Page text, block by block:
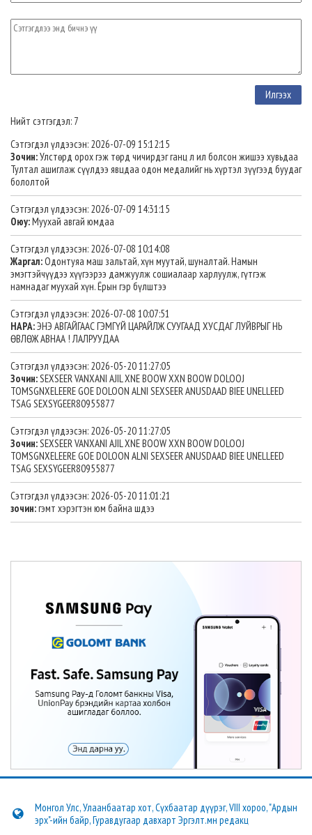
Нийт сэтгэгдэл: 7
Сэтгэгдэл үлдээсэн: 2026-07-09 15:12:15
Зочин:Улстөрд орох гэж төрд чичирдэг ганц л ил болсон жишээ хувьдаа
Тултал ашиглаж сүүлдээ явцдаа одон мeдалийг нь хүртэл зүүгээд буудаг
бололтой
Сэтгэгдэл үлдээсэн: 2026-07-09 14:31:15
Оюу:Муухай авгай юмдаа
Сэтгэгдэл үлдээсэн: 2026-07-08 10:14:08
Жаргал:Одонтуяа маш зальтай, хүн муутай, шуналтай. Намын
эмэгтэйчүүдээ хүүгээрээ дамжуулж сошиалаар харлуулж, гүтгэж
намнадаг муухай хүн. Ёрын гэр бүлштээ
Сэтгэгдэл үлдээсэн: 2026-07-08 10:07:51
НАРА:ЭНЭ АВГАЙГААС ГЭМГҮЙ ЦАРАЙЛЖ СУУГААД ХУСДАГ ЛУЙВРЫГ НЬ
ӨВЛӨЖ АВНАА ! ЛАЛРУУДАА
Сэтгэгдэл үлдээсэн: 2026-05-20 11:27:05
Зочин:SEXSEER VANXANI AJIL XNE BOOW XXN BOOW DOLOOJ
TOMSGNXELEERE GOE DOLOON ALNI SEXSEER ANUSDAAD BIEE UNELLEED
TSAG SEXSYGEER80955877
Сэтгэгдэл үлдээсэн: 2026-05-20 11:27:05
Зочин:SEXSEER VANXANI AJIL XNE BOOW XXN BOOW DOLOOJ
TOMSGNXELEERE GOE DOLOON ALNI SEXSEER ANUSDAAD BIEE UNELLEED
TSAG SEXSYGEER80955877
Сэтгэгдэл үлдээсэн: 2026-05-20 11:01:21
зочин:гэмт хэрэгтэн юм байна шдээ
Монгол Улс, Улаанбаатар хот, Сүхбаатар дүүрэг, VIII хороо, "Ардын
эрх"-ийн байр, Гуравдугаар давхарт Эргэлт.мн редакц